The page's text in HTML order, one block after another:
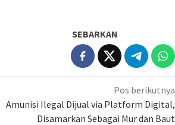
SEBARKAN
Pos berikutnya
Amunisi Ilegal Dijual via Platform Digital,
Disamarkan Sebagai Mur dan Baut